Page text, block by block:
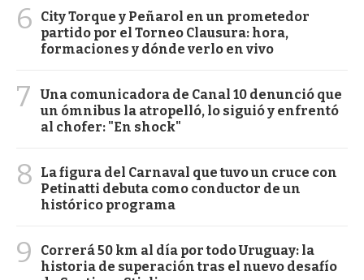
6
City Torque y Peñarol en un prometedor
partido por el Torneo Clausura: hora,
formaciones y dónde verlo en vivo
7
Una comunicadora de Canal 10 denunció que
un ómnibus la atropelló, lo siguió y enfrentó
al chofer: "En shock"
8
La figura del Carnaval que tuvo un cruce con
Petinatti debuta como conductor de un
histórico programa
9
Correrá 50 km al día por todo Uruguay: la
historia de superación tras el nuevo desafío